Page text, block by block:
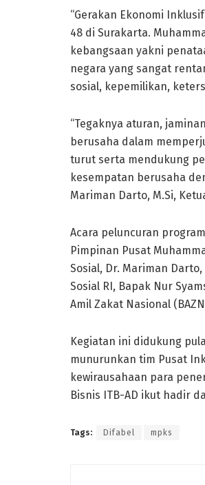
“Gerakan Ekonomi
48 di Surakarta.
kebangsaan yakni
negara yang sangat
sosial, kepemilikan,
“Tegaknya aturan,
berusaha dalam
turut serta mendukung
kesempatan berusaha
Mariman Darto, M.Si,
Acara peluncuran
Pimpinan Pusat
Sosial, Dr. Mariman
Sosial RI, Bapak Nur
Amil Zakat Nasional
Kegiatan ini didukung
munurunkan tim Pusat
kewirausahaan para
Bisnis ITB-AD ikut hadir
Tags: Difabel mpks